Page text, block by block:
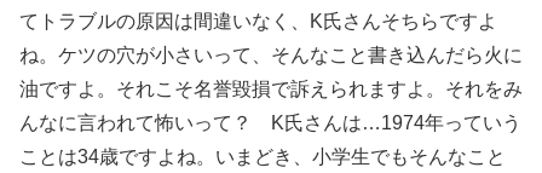
てトラブルの原因は間違いなく、K氏さんそちらですよ
ね。ケツの穴が小さいって、そんなこと書き込んだら火に
油ですよ。それこそ名誉毀損で訴えられますよ。それをみ
んなに言われて怖いって？ K氏さんは…1974年っていう
ことは34歳ですよね。いまどき、小学生でもそんなこと